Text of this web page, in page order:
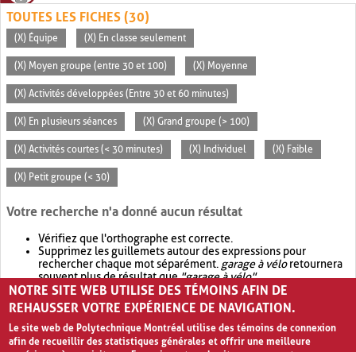
TOUTES LES FICHES (30)
(X) Équipe (X) En classe seulement
(X) Moyen groupe (entre 30 et 100) (X) Moyenne
(X) Activités développées (Entre 30 et 60 minutes)
(X) En plusieurs séances (X) Grand groupe (> 100)
(X) Activités courtes (< 30 minutes) (X) Individuel (X) Faible
(X) Petit groupe (< 30)
Votre recherche n'a donné aucun résultat
Vérifiez que l'orthographe est correcte.
Supprimez les guillemets autour des expressions pour
rechercher chaque mot séparément. garage à véloretournera
souvent plus de résultat que"garage à vélo".
Envisagez d'élargir votre recherche avec OR.garage OR vélo
retournera souvent plus de résultat quegarage à vélo
NOTRE SITE WEB UTILISE DES TÉMOINS AFIN DE
REHAUSSER VOTRE EXPÉRIENCE DE NAVIGATION.
Le site web de Polytechnique Montréal utilise des témoins de connexion
afin de recueillir des statistiques générales et offrir une meilleure